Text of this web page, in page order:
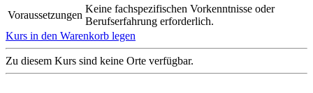
Voraussetzungen
Keine fachspezifischen Vorkenntnisse oder
Berufserfahrung erforderlich.
Kurs in den Warenkorb legen
Zu diesem Kurs sind keine Orte verfügbar.